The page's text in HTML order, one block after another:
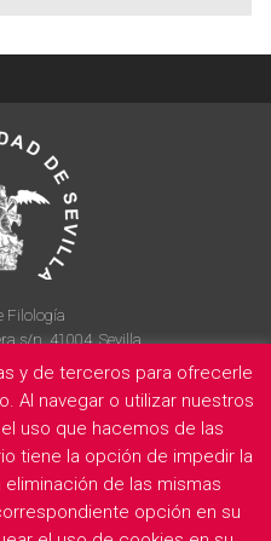
Filología
s/n, 41004, Sevilla
14 90
Politica de privacidad Cookies
y de terceros para ofrecerle
Al navegar o utilizar nuestros
uso que hacemos de las
tiene la opción de impedir la
de las mismas
opción en su